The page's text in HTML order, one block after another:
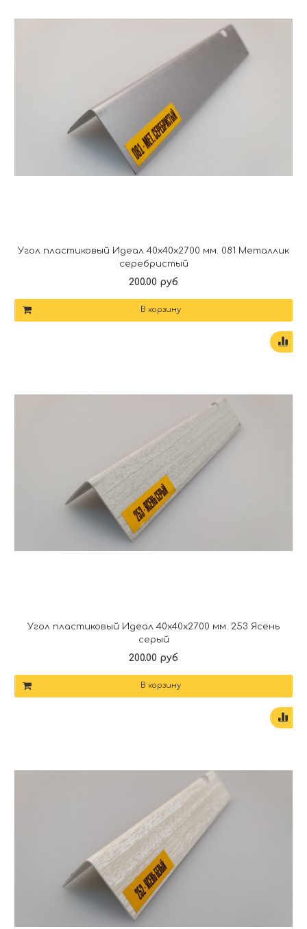
Угол пластиковый Идеал 40х40х2700 мм. 081 Металлик
серебристый
200.00 руб
В корзину
Угол пластиковый Идеал 40х40х2700 мм. 253 Ясень
серый
200.00 руб
В корзину